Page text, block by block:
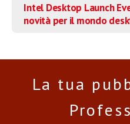
Intel Desktop Launch
novità per il mondo
La tua